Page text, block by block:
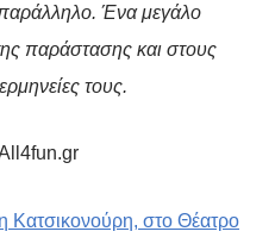
Ένα μεγάλο
παράστασης και στους
τους.
Κατσικονούρη, στο Θέατρο